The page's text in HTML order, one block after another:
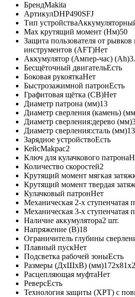
БрендMakita
АртикулDHP490SFJ
Тип устройства
Max крутящий момент (Нм)50
Защита пользователя от
инструментов (AFT)Нет
Аккумулятор (Ампер-час) (Ah)
Бесщёточный двигательЕсть
Боковая рукояткаНет
Быстрозажимной патронЕсть
Графитовая щётка (CB)Нет
Диаметр патрона (мм)13
Диаметр сверления (камень)
Диаметр сверления:дерево (мм)
Диаметр сверления:сталь (мм)13
Зарядное устройствоЕсть
КейсMakpac2
Ключ для кулачкового патрона
Количество скоростей2
Крутящий момент мягкая
Крутящий момент твердая
Кулачковый патронНет
Механическая 2-х ступенчатая
Механическая 3-х ступенчатая
Наличие аккумулятора2 шт.
Напряжение (В)18
Ограничитель глубины
Плавный пускНет
Подсветка рабочей зоныЕсть
Размеры (ДxШxВ) (мм)
Расцепляющая муфтаНет
РеверсЕсть
Технология защиты (XPT) с